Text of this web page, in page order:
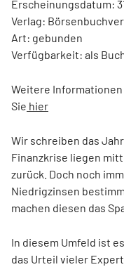
Erscheinungsdatum:
Verlag:
Art: gebunden
Verfügbarkeit: als
Weitere
Sie hier
Wir schreiben das
Finanzkrise liegen
zurück. Doch noch
Niedrigzinsen
machen diesen das
In diesem Umfeld ist
das Urteil vieler